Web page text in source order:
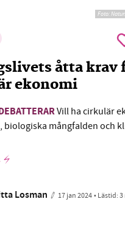
Foto:
åtta krav
ekonomi
Vill ha cirkulär
biologiska mångfalden och
Losman 17 jan 2024• Lästid:3